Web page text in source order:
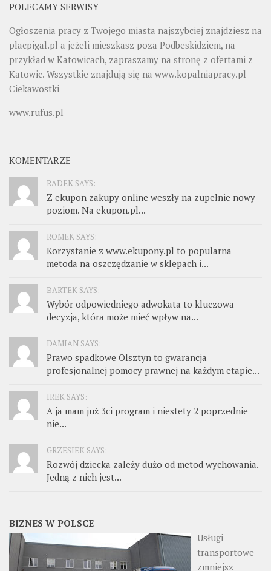
POLECAMY SERWISY
Ogłoszenia pracy z Twojego miasta najszybciej znajdziesz na
placpigal.pl a jeżeli mieszkasz poza Podbeskidziem, na
przykład w Katowicach, zapraszamy na stronę z ofertami z
Katowic. Wszystkie znajdują się na www.kopalniapracy.pl
Ciekawostki
www.rufus.pl
KOMENTARZE
RADEK SAYS:
Z ekupon zakupy online weszły na zupełnie nowy
poziom. Na ekupon.pl...
ROMEK SAYS:
Korzystanie z www.ekupony.pl to popularna
metoda na oszczędzanie w sklepach i...
BARTEK SAYS:
Wybór odpowiedniego adwokata to kluczowa
decyzja, która może mieć wpływ na...
DAMIAN SAYS:
Prawo spadkowe Olsztyn to gwarancja
profesjonalnej pomocy prawnej na każdym etapie...
IREK SAYS:
A ja mam już 3ci program i niestety 2 poprzednie
nie...
GRZESIEK SAYS:
Rozwój dziecka zależy dużo od metod wychowania.
Jedną z nich jest...
BIZNES W POLSCE
Usługi
transportowe –
zmniejsz